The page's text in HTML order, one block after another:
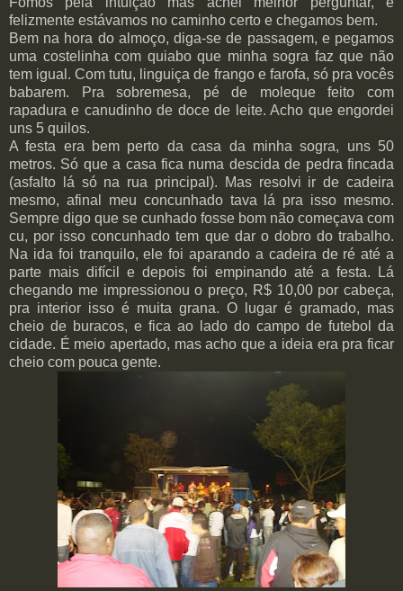
felizmente estávamos no caminho certo e chegamos bem.
Bem na hora do almoço, diga-se de passagem, e pegamos
uma costelinha com quiabo que minha sogra faz que não
tem igual. Com tutu, linguiça de frango e farofa, só pra vocês
babarem. Pra sobremesa, pé de moleque feito com
rapadura e canudinho de doce de leite. Acho que engordei
uns 5 quilos.
A festa era bem perto da casa da minha sogra, uns 50
metros. Só que a casa fica numa descida de pedra fincada
(asfalto lá só na rua principal). Mas resolvi ir de cadeira
mesmo, afinal meu concunhado tava lá pra isso mesmo.
Sempre digo que se cunhado fosse bom não começava com
cu, por isso concunhado tem que dar o dobro do trabalho.
Na ida foi tranquilo, ele foi aparando a cadeira de ré até a
parte mais difícil e depois foi empinando até a festa. Lá
chegando me impressionou o preço, R$ 10,00 por cabeça,
pra interior isso é muita grana. O lugar é gramado, mas
cheio de buracos, e fica ao lado do campo de futebol da
cidade. É meio apertado, mas acho que a ideia era pra ficar
cheio com pouca gente.